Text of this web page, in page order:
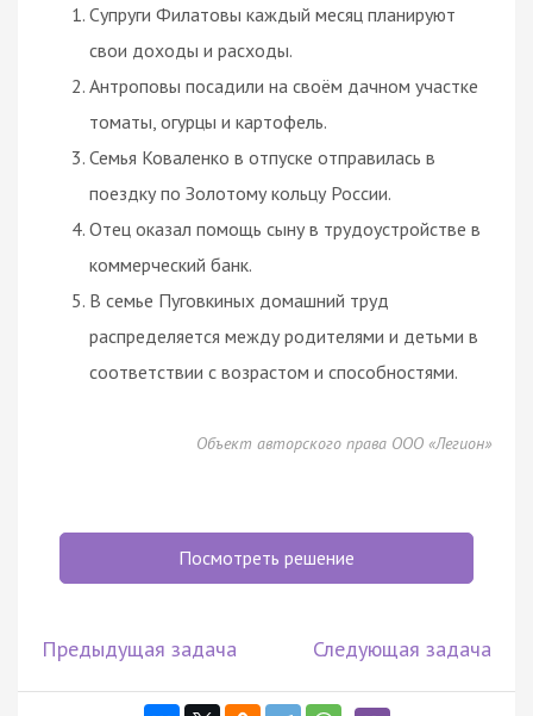
Супруги Филатовы каждый месяц планируют
свои доходы и расходы.
Антроповы посадили на своём дачном участке
томаты, огурцы и картофель.
Семья Коваленко в отпуске отправилась в
поездку по Золотому кольцу России.
Отец оказал помощь сыну в трудоустройстве в
коммерческий банк.
В семье Пуговкиных домашний труд
распределяется между родителями и детьми в
соответствии с возрастом и способностями.
Объект авторского права ООО «Легион»
Посмотреть решение
Предыдущая задача Следующая задача